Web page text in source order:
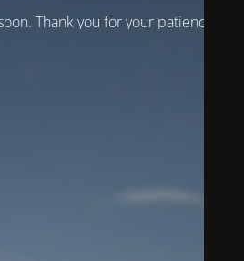
Thank you for your patience!